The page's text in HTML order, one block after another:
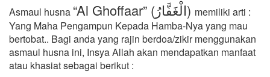
Asmaul husna
“Al Ghoffaar” (الْغَفَّارُ) memiliki arti :
Yang Maha Pengampun Kepada Hamba-Nya yang mau
bertobat.. Bagi anda yang rajin berdoa/zikir menggunakan
asmaul husna ini, Insya Allah akan mendapatkan manfaat
atau khasiat sebagai berikut :